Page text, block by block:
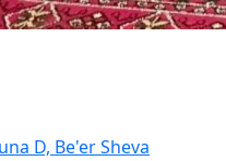
D, Be'er Sheva